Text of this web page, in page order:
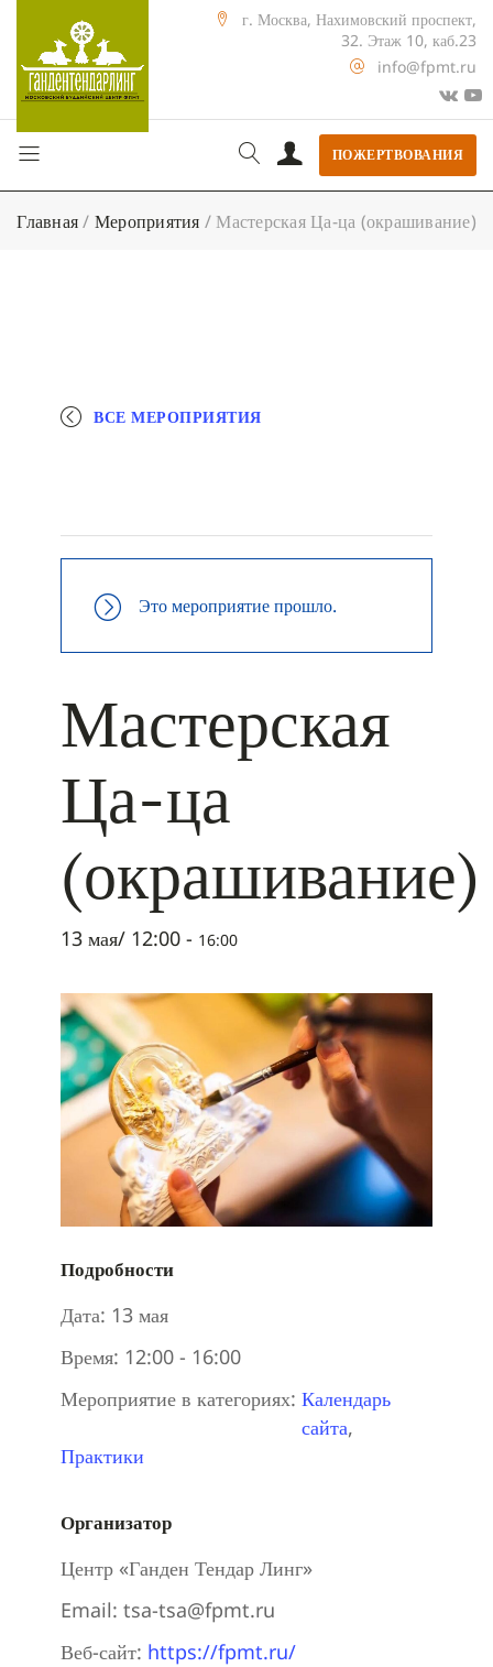
г. Москва, Нахимовский проспект,
32. Этаж 10, каб.23
info@fpmt.ru
ПОЖЕРТВОВАНИЯ
Главная/ Мероприятия / Мастерская Ца-ца (окрашивание)
ВСЕ МЕРОПРИЯТИЯ
Это мероприятие прошло.
Мастерская
Ца-ца
(окрашивание)
13 мая/ 12:00 - 16:00
Подробности
Дата: 13 мая
Время: 12:00 - 16:00
Мероприятие в категориях: Календарь
сайта,
Практики
Организатор
Центр «Ганден Тендар Линг»
Email: tsa-tsa@fpmt.ru
Веб-сайт: https://fpmt.ru/